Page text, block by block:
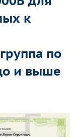
к
по
и выше